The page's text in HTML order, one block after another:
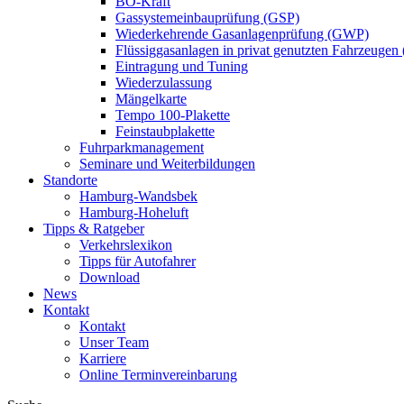
Gassystemeinbauprüfung (GSP)
Wiederkehrende Gasanlagenprüfung (GWP)
Flüssiggasanlagen in privat genutzten Fahrzeugen
Eintragung und Tuning
Wiederzulassung
Mängelkarte
Tempo 100-Plakette
Feinstaubplakette
Fuhrparkmanagement
Seminare und Weiterbildungen
Standorte
Hamburg-Wandsbek
Hamburg-Hoheluft
Tipps & Ratgeber
Verkehrslexikon
Tipps für Autofahrer
Download
News
Kontakt
Kontakt
Unser Team
Karriere
Online Terminvereinbarung